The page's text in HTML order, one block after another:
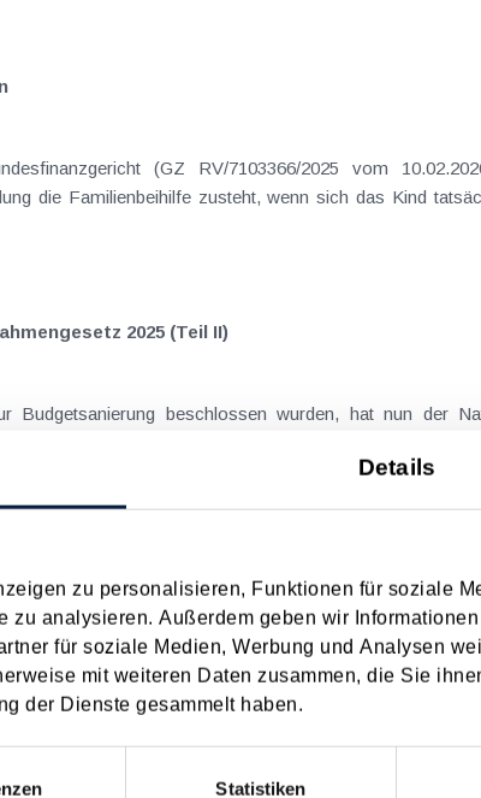
Details
zu personalisieren, Funktionen für soziale
zu analysieren. Außerdem geben wir
für soziale Medien, Werbung und Analysen
mit weiteren Daten zusammen, die Sie
der Dienste gesammelt haben.
Statistiken
die Familienbeihilfe zusteht, wenn sich das Kind
2025 (Teil II)
Budgetsanierung beschlossen wurden, hat nun der
2025 Teil II"). Wichtige Aspekte sind nachfolgend...
Erleichterungen
und Erdrutsche hat das BMF in einer Information (GZ
Helfenden (steuerliche) Erleichterungen verschaffen
Hochwasserkatastrophe